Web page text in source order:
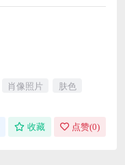
肖像照片
肤色
收藏 点赞(0)